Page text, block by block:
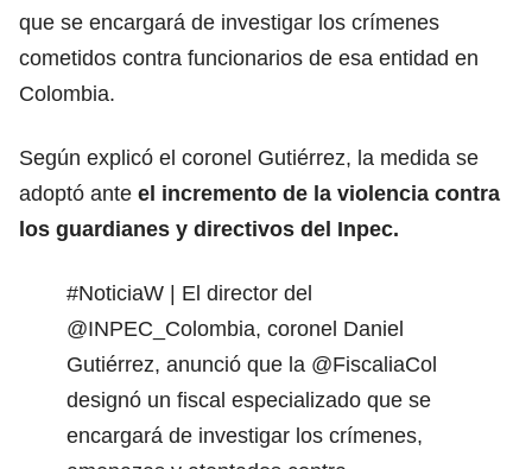
que se encargará de investigar los crímenes
cometidos contra funcionarios de esa entidad en
Colombia.
Según explicó el coronel Gutiérrez, la medida se
adoptó ante el incremento de la violencia contra
los guardianes y directivos del Inpec.
#NoticiaW | El director del
@INPEC_Colombia, coronel Daniel
Gutiérrez, anunció que la @FiscaliaCol
designó un fiscal especializado que se
encargará de investigar los crímenes,